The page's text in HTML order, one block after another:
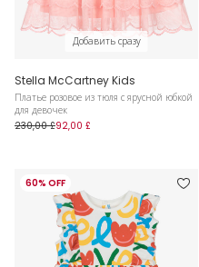
Добавить сразу
Stella McCartney Kids
Платье розовое из тюля с ярусной юбкой
для девочек
230,00 £92,00 £
60% OFF